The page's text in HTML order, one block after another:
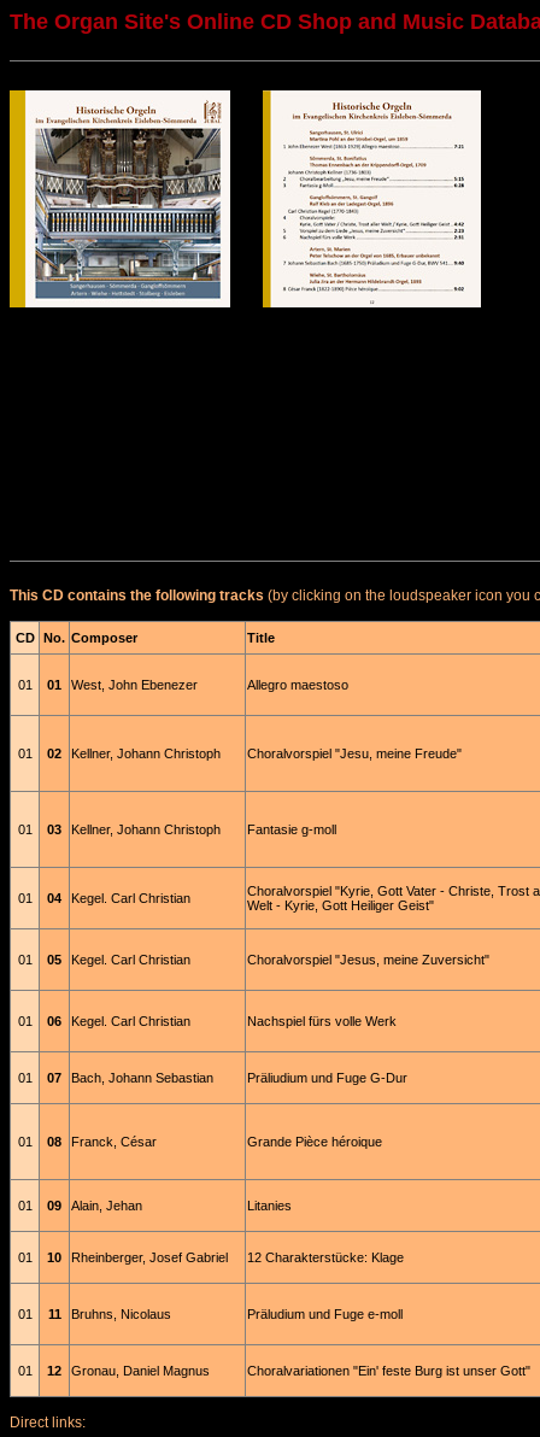
The Organ Site's Online CD Shop and Music
This CD contains the following tracks (by clicking on the loudspeaker icon you
CD No. Composer Title
01 01 West, John Ebenezer Allegro maestoso
01 02 Kellner, Johann Christoph Choralvorspiel "Jesu, meine Freude"
01 03 Kellner, Johann Christoph Fantasie g-moll
01 04 Kegel. Carl Christian
Choralvorspiel "Kyrie, Gott Vater - Christe, Trost
Welt - Kyrie, Gott Heiliger Geist"
01 05 Kegel. Carl Christian Choralvorspiel "Jesus, meine Zuversicht"
01 06 Kegel. Carl Christian Nachspiel fürs volle Werk
01 07 Bach, Johann Sebastian Präliudium und Fuge G-Dur
01 08 Franck, César Grande Pièce héroique
01 09 Alain, Jehan Litanies
01 10 Rheinberger, Josef Gabriel 12 Charakterstücke: Klage
01 11 Bruhns, Nicolaus Präludium und Fuge e-moll
01 12 Gronau, Daniel Magnus Choralvariationen "Ein' feste Burg ist unser Gott"
Direct links: